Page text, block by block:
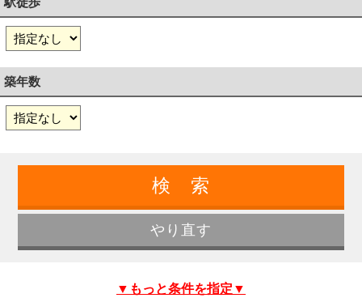
築年数
▼もっと条件を指定▼